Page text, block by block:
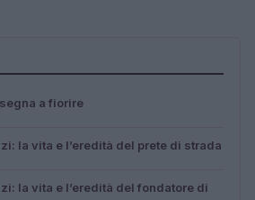
a fiorire
la vita e l’eredità del prete di strada
la vita e l’eredità del fondatore di